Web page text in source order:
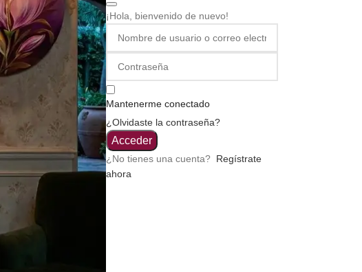
¡Hola, bienvenido de nuevo!
Mantenerme conectado
¿Olvidaste la contraseña?
Acceder
¿No tienes una cuenta? Regístrate
ahora